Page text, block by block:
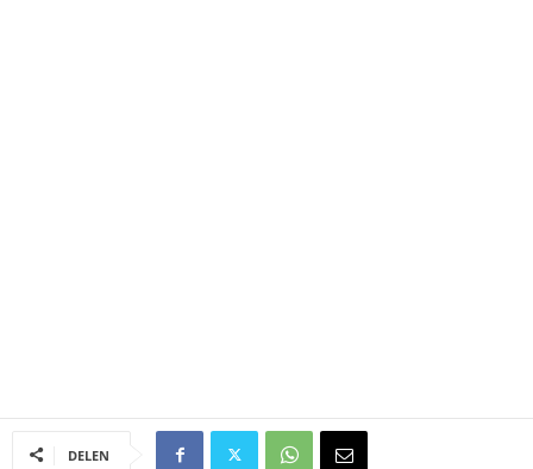
DELEN